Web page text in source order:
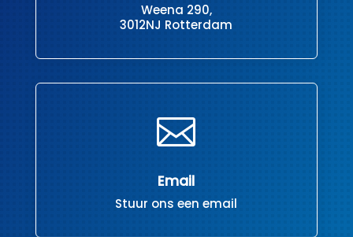
Weena 290,
3012NJ Rotterdam

Email
Stuur ons een email